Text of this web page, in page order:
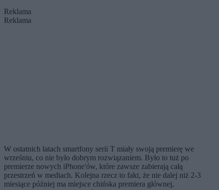
Reklama
Reklama
W ostatnich latach smartfony serii T miały swoją premierę we
wrześniu, co nie było dobrym rozwiązaniem. Było to tuż po
premierze nowych iPhone'ów, które zawsze zabierają całą
przestrzeń w mediach. Kolejna rzecz to fakt, że nie dalej niż 2-3
miesiące później ma miejsce chińska premiera głównej,